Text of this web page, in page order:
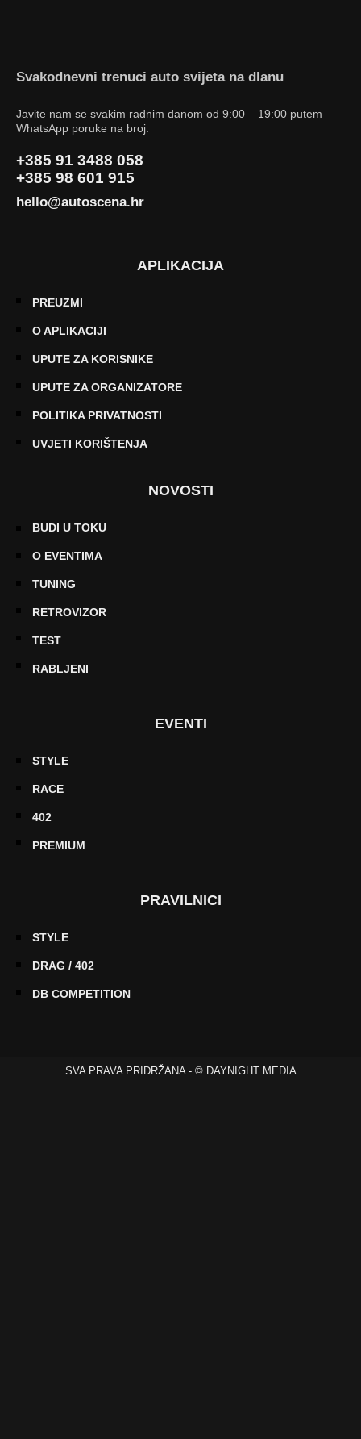
Svakodnevni trenuci auto svijeta na dlanu
Javite nam se svakim radnim danom od 9:00 – 19:00 putem
WhatsApp poruke na broj:
+385 91 3488 058
+385 98 601 915
hello@autoscena.hr
APLIKACIJA
PREUZMI
O APLIKACIJI
UPUTE ZA KORISNIKE
UPUTE ZA ORGANIZATORE
POLITIKA PRIVATNOSTI
UVJETI KORIŠTENJA
NOVOSTI
BUDI U TOKU
O EVENTIMA
TUNING
RETROVIZOR
TEST
RABLJENI
EVENTI
STYLE
RACE
402
PREMIUM
PRAVILNICI
STYLE
DRAG / 402
DB COMPETITION
SVA PRAVA PRIDRŽANA - © DAYNIGHT MEDIA